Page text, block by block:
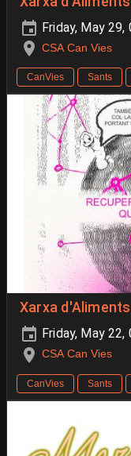
Friday, May
CSA Can Vies
CanVies Sants
Xarxa d'Aliments
Friday, May
CSA Can Vies
CanVies Sants